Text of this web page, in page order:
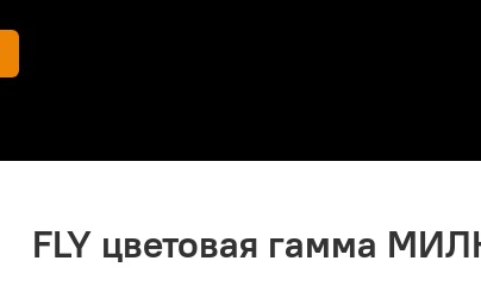
FLY цветовая гамма